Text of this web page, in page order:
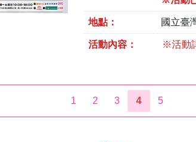
地點： 國立臺
活動內容： ※活動
1 2 3 4 5